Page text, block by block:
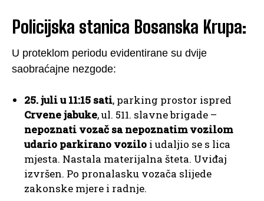
Policijska stanica Bosanska Krupa:
U proteklom periodu evidentirane su dvije
saobraćajne nezgode:
25. juli u 11:15 sati, parking prostor ispred
Crvene jabuke, ul. 511. slavne brigade –
nepoznati vozač sa nepoznatim vozilom
udario parkirano vozilo i udaljio se s lica
mjesta. Nastala materijalna šteta. Uviđaj
izvršen. Po pronalasku vozača slijede
zakonske mjere i radnje.